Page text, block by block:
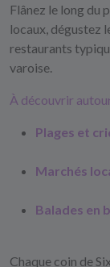
Flânez le long du
locaux, dégustez
restaurants
varoise.
À découvrir
Plages et
Marchés
Balades en
Chaque coin de